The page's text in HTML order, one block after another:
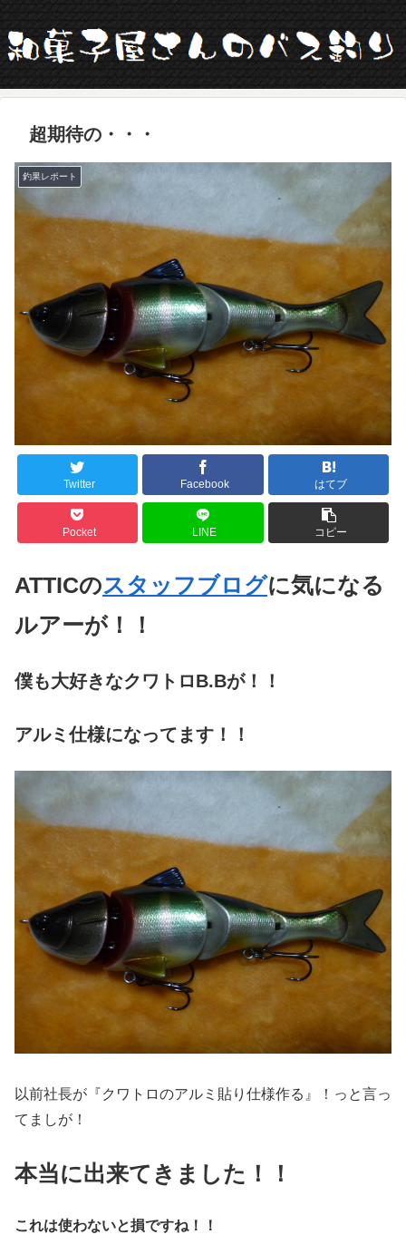
超期待の・・・
釣果レポート
Twitter Facebook はてブ
Pocket LINE コピー
ATTICのスタッフブログに気になる
ルアーが！！
僕も大好きなクワトロB.Bが！！
アルミ仕様になってます！！
以前社長が『クワトロのアルミ貼り仕様作る』！っと言っ
てましが！
本当に出来てきました！！
これは使わないと損ですね！！